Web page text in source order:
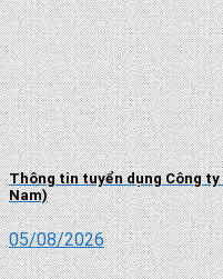
Thông tin tuyển dụng Công
Nam)
05/08/2026